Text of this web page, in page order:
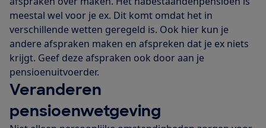
meestal wel voor je ex. Dit komt omdat het in
verschillende wetten geregeld is. Ook hier kun je
andere afspraken maken en afspreken dat je ex niets
krijgt. Geef deze afspraken ook door aan je
pensioenuitvoerder.
Veranderen
pensioenwetgeving